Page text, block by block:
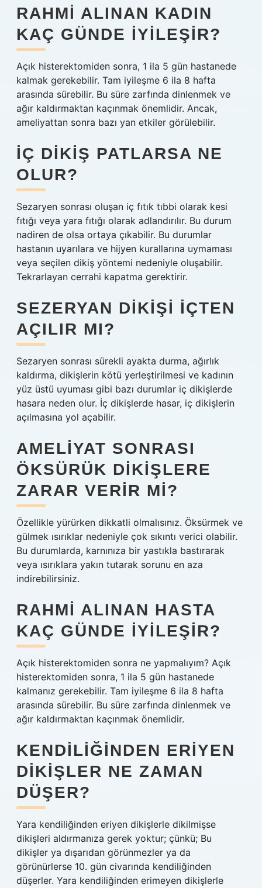
RAHMI ALINAN KADIN
KAÇ GÜNDE IYILEŞIR?
Açık histerektomiden sonra, 1 ila 5 gün hastanede
kalmak gerekebilir. Tam iyileşme 6 ila 8 hafta
arasında sürebilir. Bu süre zarfında dinlenmek ve
ağır kaldırmaktan kaçınmak önemlidir. Ancak,
ameliyattan sonra bazı yan etkiler görülebilir.
İÇ DIKIŞ PATLARSA NE
OLUR?
Sezaryen sonrası oluşan iç fıtık tıbbi olarak kesi
fıtığı veya yara fıtığı olarak adlandırılır. Bu durum
nadiren de olsa ortaya çıkabilir. Bu durumlar
hastanın uyarılara ve hijyen kurallarına uymaması
veya seçilen dikiş yöntemi nedeniyle oluşabilir.
Tekrarlayan cerrahi kapatma gerektirir.
SEZERYAN DIKIŞI IÇTEN
AÇILIR MI?
Sezaryen sonrası sürekli ayakta durma, ağırlık
kaldırma, dikişlerin kötü yerleştirilmesi ve kadının
yüz üstü uyuması gibi bazı durumlar iç dikişlerde
hasara neden olur. İç dikişlerde hasar, iç dikişlerin
açılmasına yol açabilir.
AMELIYAT SONRASI
ÖKSÜRÜK DIKIŞLERE
ZARAR VERIR MI?
Özellikle yürürken dikkatli olmalısınız. Öksürmek ve
gülmek ısırıklar nedeniyle çok sıkıntı verici olabilir.
Bu durumlarda, karnınıza bir yastıkla bastırarak
veya ısırıklara yakın tutarak sorunu en aza
indirebilirsiniz.
RAHMI ALINAN HASTA
KAÇ GÜNDE IYILEŞIR?
Açık histerektomiden sonra ne yapmalıyım? Açık
histerektomiden sonra, 1 ila 5 gün hastanede
kalmanız gerekebilir. Tam iyileşme 6 ila 8 hafta
arasında sürebilir. Bu süre zarfında dinlenmek ve
ağır kaldırmaktan kaçınmak önemlidir.
KENDILIĞINDEN ERIYEN
DIKIŞLER NE ZAMAN
DÜŞER?
Yara kendiliğinden eriyen dikişlerle dikilmişse
dikişleri aldırmanıza gerek yoktur; çünkü; Bu
dikişler ya dışarıdan görünmezler ya da
görünürlerse 10. gün civarında kendiliğinden
düşerler. Yara kendiliğinden erimeyen dikişlerle